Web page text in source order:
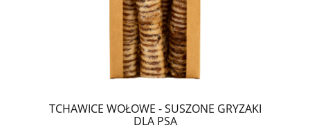
TCHAWICE WOŁOWE - SUSZONE GRYZAKI
DLA PSA